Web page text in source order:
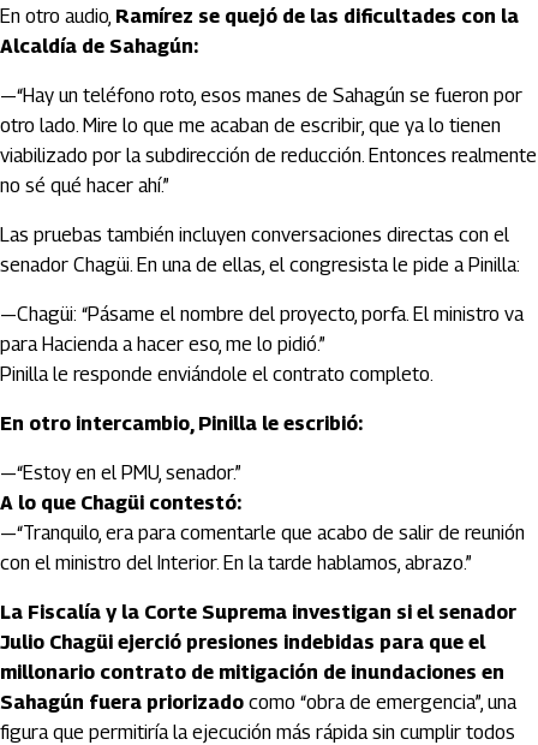
En otro audio, Ramírez se quejó de las dificultades con la
Alcaldía de Sahagún:
—“Hay un teléfono roto, esos manes de Sahagún se fueron por
otro lado. Mire lo que me acaban de escribir, que ya lo tienen
viabilizado por la subdirección de reducción. Entonces realmente
no sé qué hacer ahí.”
Las pruebas también incluyen conversaciones directas con el
senador Chagüi. En una de ellas, el congresista le pide a Pinilla:
—Chagüi: “Pásame el nombre del proyecto, porfa. El ministro va
para Hacienda a hacer eso, me lo pidió.”
Pinilla le responde enviándole el contrato completo.
En otro intercambio, Pinilla le escribió:
—“Estoy en el PMU, senador.”
A lo que Chagüi contestó:
—“Tranquilo, era para comentarle que acabo de salir de reunión
con el ministro del Interior. En la tarde hablamos, abrazo.”
La Fiscalía y la Corte Suprema investigan si el senador
Julio Chagüi ejerció presiones indebidas para que el
millonario contrato de mitigación de inundaciones en
Sahagún fuera priorizado como “obra de emergencia”, una
figura que permitiría la ejecución más rápida sin cumplir todos